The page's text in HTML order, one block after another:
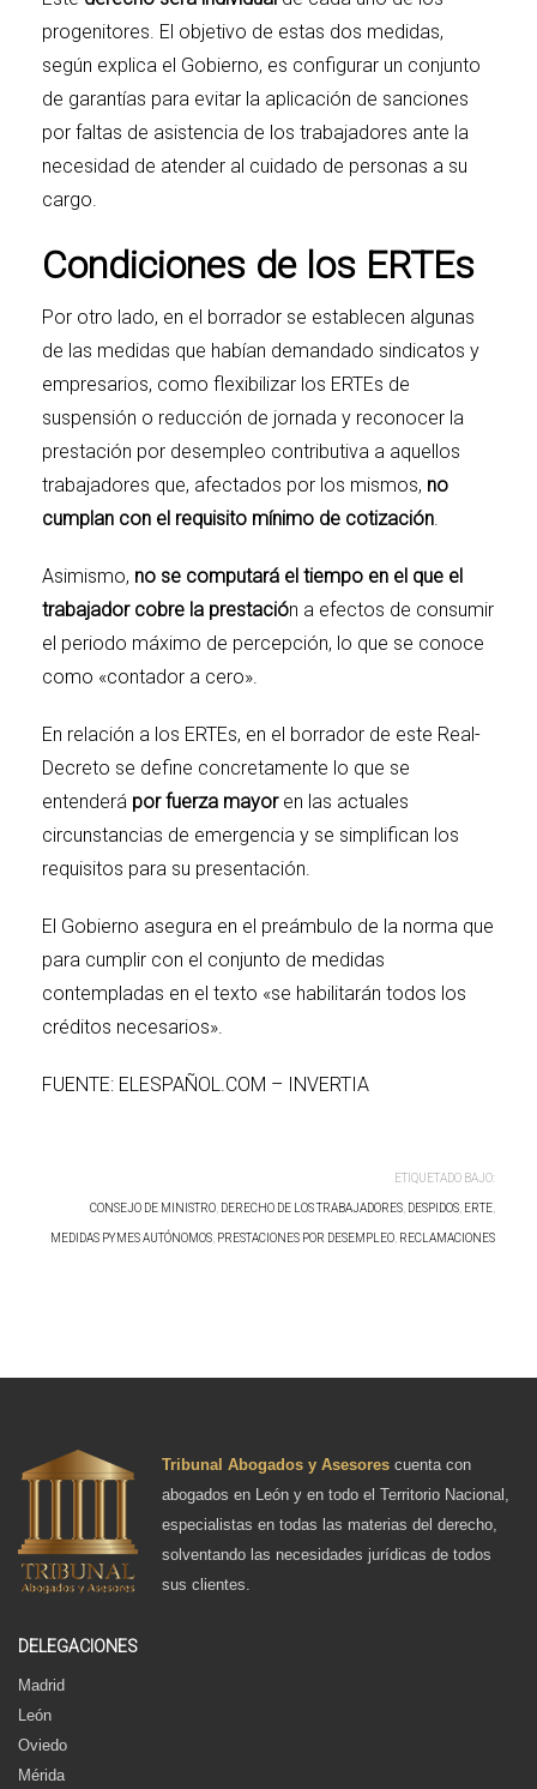
progenitores. El objetivo de estas dos medidas,
según explica el Gobierno, es configurar un conjunto
de garantías para evitar la aplicación de sanciones
por faltas de asistencia de los trabajadores ante la
necesidad de atender al cuidado de personas a su
cargo.
Condiciones de los ERTEs
Por otro lado, en el borrador se establecen algunas
de las medidas que habían demandado sindicatos y
empresarios, como flexibilizar los ERTEs de
suspensión o reducción de jornada y reconocer la
prestación por desempleo contributiva a aquellos
trabajadores que, afectados por los mismos, no
cumplan con el requisito mínimo de cotización.
Asimismo, no se computará el tiempo en el que el
trabajador cobre la prestación a efectos de consumir
el periodo máximo de percepción, lo que se conoce
como «contador a cero».
En relación a los ERTEs, en el borrador de este Real-
Decreto se define concretamente lo que se
entenderá por fuerza mayoren las actuales
circunstancias de emergencia y se simplifican los
requisitos para su presentación.
El Gobierno asegura en el preámbulo de la norma que
para cumplir con el conjunto de medidas
contempladas en el texto «se habilitarán todos los
créditos necesarios».
FUENTE: ELESPAÑOL.COM – INVERTIA
ETIQUETADO BAJO:
CONSEJO DE MINISTRO DERECHO DE LOS TRABAJADORES DESPIDOS ERTE
MEDIDAS PYMES AUTÓNOMOS PRESTACIONES POR DESEMPLEO RECLAMACIONES
Tribunal Abogados y Asesores cuenta con
abogados en León y en todo el Territorio Nacional,
especialistas en todas las materias del derecho,
solventando las necesidades jurídicas de todos
sus clientes.
DELEGACIONES
Madrid
León
Oviedo
Mérida